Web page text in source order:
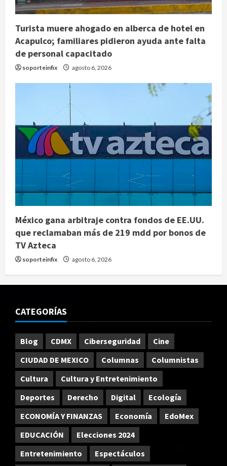
Turista muere ahogado en alberca de hotel en
Acapulco; familiares pidieron ayuda ante falta
de personal capacitado
soporteinfix agosto 6, 2026
México gana arbitraje contra fondos de EE.UU.
que reclamaban más de 219 mdd por bonos de
TV Azteca
soporteinfix agosto 6, 2026
CATEGORÍAS
Blog CDMX Ciberseguridad
Cine
CIUDAD DE MEXICO
Columnas
Columnistas
Cultura
Cultura y Entretenimiento
Deportes
Derecho Digital
Ecología
ECONOMÍA Y FINANZAS
Economía
EdoMex
EDUCACIÓN
Elecciones 2024
Entretenimiento
Espectáculos